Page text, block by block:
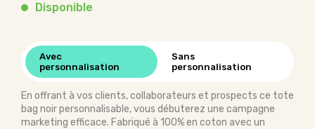
Disponible
Avec
personnalisation
Sans
personnalisation
En offrant à vos clients, collaborateurs et prospects ce tote
bag noir personnalisable, vous débuterez une campagne
marketing efficace. Fabriqué à 100% en coton avec un